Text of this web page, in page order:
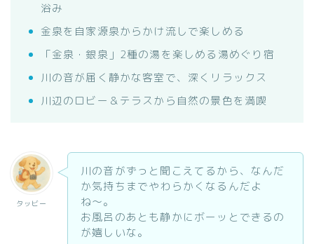
浴み
金泉を自家源泉からかけ流しで楽しめる
「金泉・銀泉」2種の湯を楽しめる湯めぐり宿
川の音が届く静かな客室で、深くリラックス
川辺のロビー＆テラスから自然の景色を満喫
タッビー
川の音がずっと聞こえてるから、なんだ
か気持ちまでやわらかくなるんだよ
ね〜。
お風呂のあとも静かにボーッとできるの
が嬉しいな。